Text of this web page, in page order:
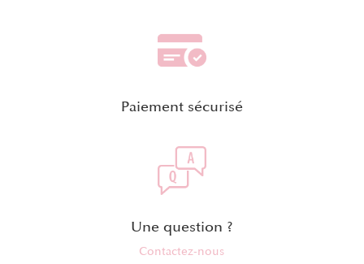
Paiement sécurisé
Une question ?
Contactez-nous